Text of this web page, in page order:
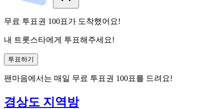
무료 투표권 100표가 도착했어요!
내 트롯스타에게 투표해주세요!
투표하기
팬마음에서는 매일 무료 투표권 100표를 드려요!
경상도 지역방